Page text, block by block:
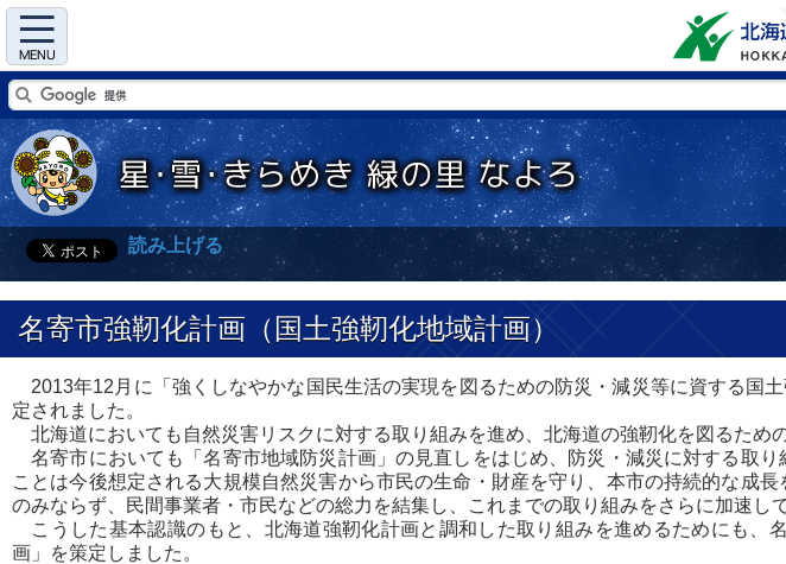
Menu
読み上げる
名寄市強靭化計画（国土強靭化地域計画）
2013年12月に「強くしなやかな国民生活の実現を図るための防災・減災等に資する国
定されました。
北海道においても自然災害リスクに対する取り組みを進め、北海道の強靭化を図るため
名寄市においても「名寄市地域防災計画」の見直しをはじめ、防災・減災に対する取
ことは今後想定される大規模自然災害から市民の生命・財産を守り、本市の持続的な成
のみならず、民間事業者・市民などの総力を結集し、これまでの取り組みをさらに加速し
こうした基本認識のもと、北海道強靭化計画と調和した取り組みを進めるためにも、
画」を策定しました。